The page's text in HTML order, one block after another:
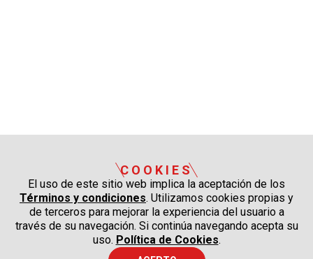
COOKIES
El uso de este sitio web implica la aceptación de los
Términos y condiciones. Utilizamos cookies propias y
de terceros para mejorar la experiencia del usuario a
través de su navegación. Si continúa navegando acepta su
uso. Política de Cookies.